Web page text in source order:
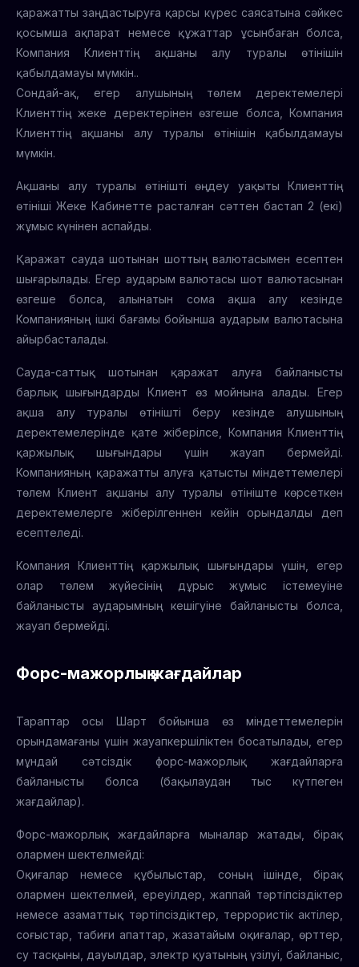
қаражатты заңдастыруға қарсы күрес саясатына сәйкес
қосымша ақпарат немесе құжаттар ұсынбаған болса,
Компания Клиенттің ақшаны алу туралы өтінішін
қабылдамауы мүмкін..
Сондай-ақ, егер алушының төлем деректемелері
Клиенттің жеке деректерінен өзгеше болса, Компания
Клиенттің ақшаны алу туралы өтінішін қабылдамауы
мүмкін.
Ақшаны алу туралы өтінішті өңдеу уақыты Клиенттің
өтініші Жеке Кабинетте расталған сәттен бастап 2 (екі)
жұмыс күнінен аспайды.
Қаражат сауда шотынан шоттың валютасымен есептен
шығарылады. Егер аударым валютасы шот валютасынан
өзгеше болса, алынатын сома ақша алу кезінде
Компанияның ішкі бағамы бойынша аударым валютасына
айырбасталады.
Сауда-саттық шотынан қаражат алуға байланысты
барлық шығындарды Клиент өз мойнына алады. Егер
ақша алу туралы өтінішті беру кезінде алушының
деректемелерінде қате жіберілсе, Компания Клиенттің
қаржылық шығындары үшін жауап бермейді.
Компанияның қаражатты алуға қатысты міндеттемелері
төлем Клиент ақшаны алу туралы өтініште көрсеткен
деректемелерге жіберілгеннен кейін орындалды деп
есептеледі.
Компания Клиенттің қаржылық шығындары үшін, егер
олар төлем жүйесінің дұрыс жұмыс істемеуіне
байланысты аударымның кешігуіне байланысты болса,
жауап бермейді.
Форс-мажорлық жағдайлар
Тараптар осы Шарт бойынша өз міндеттемелерін
орындамағаны үшін жауапкершіліктен босатылады, егер
мұндай сәтсіздік форс-мажорлық жағдайларға
байланысты болса (бақылаудан тыс күтпеген
жағдайлар).
Форс-мажорлық жағдайларға мыналар жатады, бірақ
олармен шектелмейді:
Оқиғалар немесе құбылыстар, соның ішінде, бірақ
олармен шектелмей, ереуілдер, жаппай тәртіпсіздіктер
немесе азаматтық тәртіпсіздіктер, террористік актілер,
соғыстар, табиғи апаттар, жазатайым оқиғалар, өрттер,
су тасқыны, дауылдар, электр қуатының үзілуі, байланыс,